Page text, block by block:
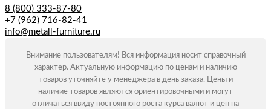
8 (800) 333-87-80
+7 (962) 716-82-41
info@metall-furniture.ru
Внимание пользователям! Вся информация носит справочный
характер. Актуальную информацию по ценам и наличию
товаров уточняйте у менеджера в день заказа. Цены и
наличие товаров являются ориентировочными и могут
отличаться ввиду постоянного роста курса валют и цен на